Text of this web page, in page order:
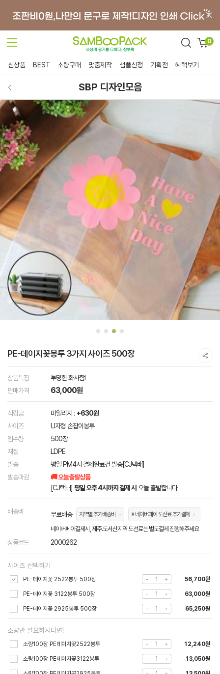
0
신상품 BEST 소량구매 맞춤제작 샘플신청 기획전 혜택보기
SBP 디자인모음
PE-데이지꽃봉투 3가지 사이즈 500장
상품특징
투명한 화사함!
판매가격
63,000원
적립금 마일리지 : +630원
사이즈
U자형 손잡이봉투
입수량
500장
재질
LDPE
발송
평일 PM4시 결제완료건 발송[CJ택배]
발송마감
🚚 오늘출발상품
[CJ택배] 평일 오후 4시까지 결제 시 오늘 출발합니다
배송비 무료배송 지역별 추가배송비 ※ 네이버페이 도선료 추가결제
네이버페이결제시, 제주.도서산지역 도선료는 별도결제 진행해주세요
상품코드 2000262
사이즈 선택하기
PE-데이지꽃 2522봉투 500장 56,700원
PE-데이지꽃 3122봉투 500장 63,000원
PE-데이지꽃 2925봉투 500장 65,250원
소량만 필요하시다면!
소량100장 PE데이지꽃2522봉투 12,240원
소량100장 PE데이지꽃3122봉투 13,050원